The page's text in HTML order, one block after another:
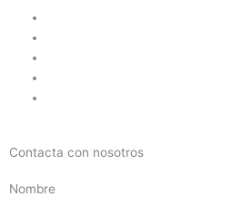
Contacta con nosotros
Nombre